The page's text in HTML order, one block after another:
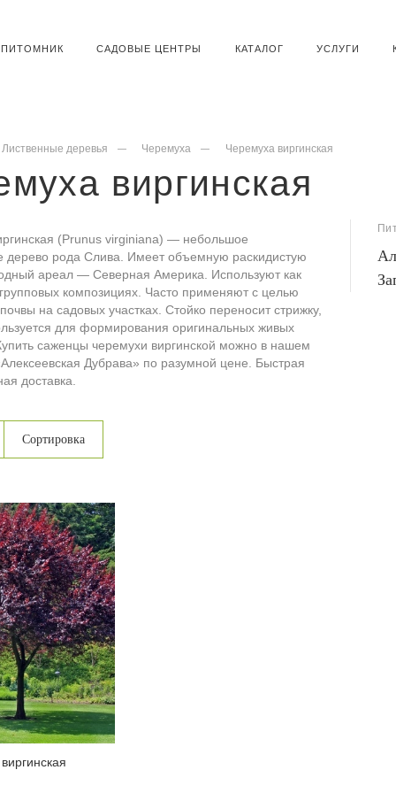
ПИТОМНИК САДОВЫЕ ЦЕНТРЫ КАТАЛОГ УСЛУГИ
Лиственные деревья Черемуха Черемуха виргинская
виргинская
(Prunus virginiana) — небольшое
дерево рода Слива. Имеет объемную раскидистую
ареал — Северная Америка. Используют как
композициях. Часто применяют с целью
на садовых участках. Стойко переносит стрижку,
для формирования оригинальных живых
саженцы черемухи виргинской можно в нашем
Дубрава» по разумной цене. Быстрая
доставка.
Сортировка